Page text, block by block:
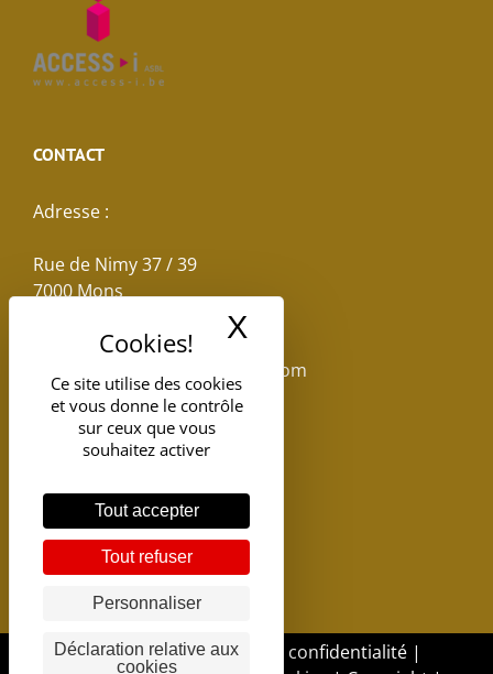
Ce site utilise des cookies
et vous donne le contrôle
sur ceux que vous
souhaitez activer
Tout accepter
Tout refuser
Personnaliser
Déclaration relative aux
cookies
X
CONTACT
Adresse :
Rue de Nimy 37 / 39
7000 Mons
reservations.losseau@gmail.com
Tel: +32(0)65.398.880
DGSI - 2017 |Politique de confidentialité |